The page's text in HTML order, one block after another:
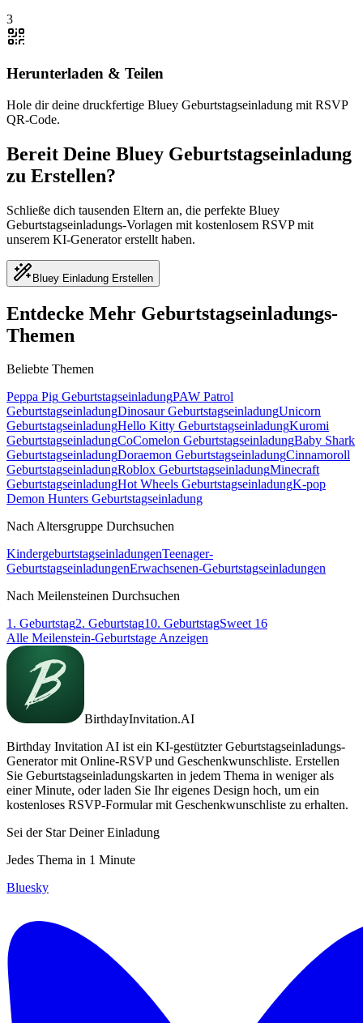
3
Herunterladen & Teilen
Hole dir deine druckfertige Bluey Geburtstagseinladung mit RSVP
QR-Code.
Bereit Deine Bluey Geburtstagseinladung
zu Erstellen?
Schließe dich tausenden Eltern an, die perfekte Bluey
Geburtstagseinladungs-Vorlagen mit kostenlosem RSVP mit
unserem KI-Generator erstellt haben.
Bluey Einladung Erstellen
Entdecke Mehr Geburtstagseinladungs-
Themen
Beliebte Themen
Peppa Pig GeburtstagseinladungPAW Patrol
GeburtstagseinladungDinosaur GeburtstagseinladungUnicorn
GeburtstagseinladungHello Kitty GeburtstagseinladungKuromi
GeburtstagseinladungCoComelon GeburtstagseinladungBaby Shark
GeburtstagseinladungDoraemon GeburtstagseinladungCinnamoroll
GeburtstagseinladungRoblox GeburtstagseinladungMinecraft
GeburtstagseinladungHot Wheels GeburtstagseinladungK-pop
Demon Hunters Geburtstagseinladung
Nach Altersgruppe Durchsuchen
KindergeburtstagseinladungenTeenager-
GeburtstagseinladungenErwachsenen-Geburtstagseinladungen
Nach Meilensteinen Durchsuchen
1. Geburtstag2. Geburtstag10. GeburtstagSweet 16
Alle Meilenstein-Geburtstage Anzeigen
BirthdayInvitation.AI
Birthday Invitation AI ist ein KI-gestützter Geburtstagseinladungs-
Generator mit Online-RSVP und Geschenkwunschliste. Erstellen
Sie Geburtstagseinladungskarten in jedem Thema in weniger als
einer Minute, oder laden Sie Ihr eigenes Design hoch, um ein
kostenloses RSVP-Formular mit Geschenkwunschliste zu erhalten.
Sei der Star Deiner Einladung
Jedes Thema in 1 Minute
Bluesky